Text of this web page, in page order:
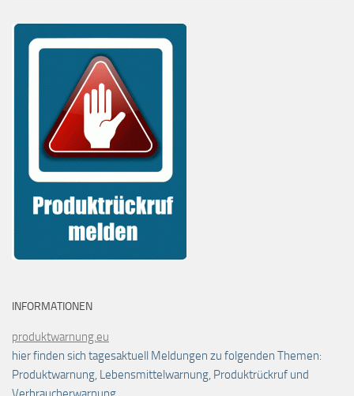
INFORMATIONEN
produktwarnung.eu
hier finden sich tagesaktuell Meldungen zu folgenden Themen:
Produktwarnung, Lebensmittelwarnung, Produktrückruf und